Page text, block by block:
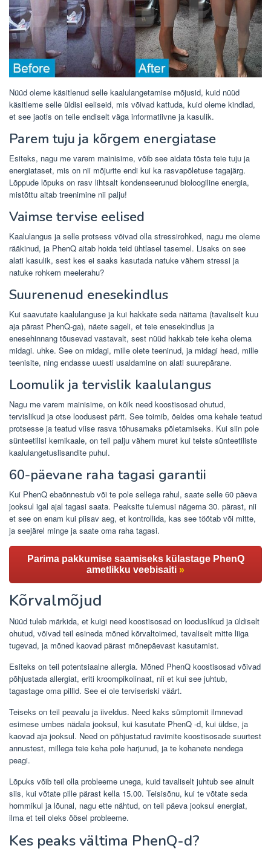
Nüüd oleme käsitlenud selle kaalulangetamise mõjusid, kuid nüüd
käsitleme selle üldisi eeliseid, mis võivad kattuda, kuid oleme kindlad,
et see jaotis on teile endiselt väga informatiivne ja kasulik.
Parem tuju ja kõrgem energiatase
Esiteks, nagu me varem mainisime, võib see aidata tõsta teie tuju ja
energiataset, mis on nii mõjurite endi kui ka rasvapõletuse tagajärg.
Lõppude lõpuks on rasv lihtsalt kondenseerunud bioloogiline energia,
mistõttu aitab treenimine nii palju!
Vaimse tervise eelised
Kaalulangus ja selle protsess võivad olla stressirohked, nagu me oleme
rääkinud, ja PhenQ aitab hoida teid ühtlasel tasemel. Lisaks on see
alati kasulik, sest kes ei saaks kasutada natuke vähem stressi ja
natuke rohkem meelerahu?
Suurenenud enesekindlus
Kui saavutate kaalulanguse ja kui hakkate seda näitama (tavaliselt kuu
aja pärast PhenQ-ga), näete sageli, et teie enesekindlus ja
enesehinnang tõusevad vastavalt, sest nüüd hakkab teie keha olema
midagi. uhke. See on midagi, mille olete teeninud, ja midagi head, mille
teenisite, ning endasse uuesti usaldamine on alati suurepärane.
Loomulik ja tervislik kaalulangus
Nagu me varem mainisime, on kõik need koostisosad ohutud,
tervislikud ja otse loodusest pärit. See toimib, öeldes oma kehale teatud
protsesse ja teatud viise rasva tõhusamaks põletamiseks. Kui siin pole
sünteetilisi kemikaale, on teil palju vähem muret kui teiste sünteetiliste
kaalulangetuslisandite puhul.
60-päevane raha tagasi garantii
Kui PhenQ ebaõnnestub või te pole sellega rahul, saate selle 60 päeva
jooksul igal ajal tagasi saata. Peaksite tulemusi nägema 30. pärast, nii
et see on enam kui piisav aeg, et kontrollida, kas see töötab või mitte,
ja seejärel minge ja saate oma raha tagasi.
Parima pakkumise saamiseks külastage PhenQ
ametlikku veebisaiti »
Kõrvalmõjud
Nüüd tuleb märkida, et kuigi need koostisosad on looduslikud ja üldiselt
ohutud, võivad teil esineda mõned kõrvaltoimed, tavaliselt mitte liiga
tugevad, ja mõned kaovad pärast mõnepäevast kasutamist.
Esiteks on teil potentsiaalne allergia. Mõned PhenQ koostisosad võivad
põhjustada allergiat, eriti kroompikolinaat, nii et kui see juhtub,
tagastage oma pillid. See ei ole terviseriski väärt.
Teiseks on teil peavalu ja iiveldus. Need kaks sümptomit ilmnevad
esimese umbes nädala jooksul, kui kasutate PhenQ -d, kui üldse, ja
kaovad aja jooksul. Need on põhjustatud ravimite koostisosade suurtest
annustest, millega teie keha pole harjunud, ja te kohanete nendega
peagi.
Lõpuks võib teil olla probleeme unega, kuid tavaliselt juhtub see ainult
siis, kui võtate pille pärast kella 15.00. Teisisõnu, kui te võtate seda
hommikul ja lõunal, nagu ette nähtud, on teil päeva jooksul energiat,
ilma et teil oleks öösel probleeme.
Kes peaks vältima PhenQ-d?